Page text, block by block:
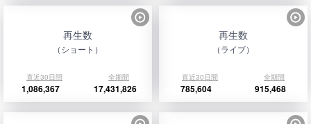
再生数
（ショート）
直近30日間 全期間
1,086,367 17,431,826
再生数
（ライブ）
直近30日間 全期間
785,604 915,468